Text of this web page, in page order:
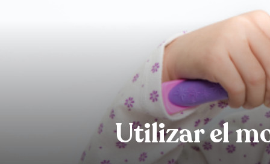
Utilizar el